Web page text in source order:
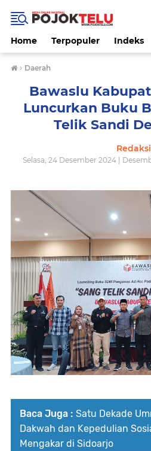
Home Terpopuler Indeks
› Daerah
Bawaslu
Luncurkan Buku
Telik Sandi
Redaksi
Selasa, 24 Desember 2024 |
Baca Juga : Satu Dekade
Dakwah dan Kepedulian
Mengakar di Sidoarjo